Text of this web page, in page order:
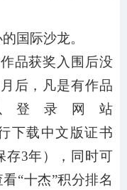
国际沙龙。
品获奖入围后没
后，凡是有作品
登录网站
行下载中文版证书
存3年），同时可
“十杰”积分排名